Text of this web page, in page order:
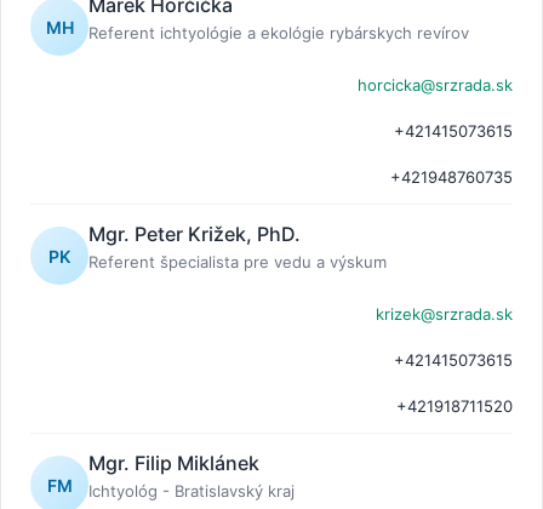
MH Referent ichtyológie a ekológie rybárskych revírov
horcicka@srzrada.sk
+421415073615
+421948760735
PK
Mgr. Peter Križek, PhD.
Referent špecialista pre vedu a výskum
krizek@srzrada.sk
+421415073615
+421918711520
FM
Mgr. Filip Miklánek
Ichtyológ - Bratislavský kraj